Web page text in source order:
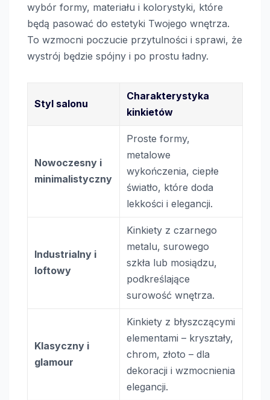
wybór formy, materiału i kolorystyki, które
będą pasować do estetyki Twojego wnętrza.
To wzmocni poczucie przytulności i sprawi, że
wystrój będzie spójny i po prostu ładny.
Styl salonu
Charakterystyka
kinkietów
Nowoczesny i
minimalistyczny
Proste formy,
metalowe
wykończenia, ciepłe
światło, które doda
lekkości i elegancji.
Industrialny i
loftowy
Kinkiety z czarnego
metalu, surowego
szkła lub mosiądzu,
podkreślające
surowość wnętrza.
Klasyczny i
glamour
Kinkiety z błyszczącymi
elementami – kryształy,
chrom, złoto – dla
dekoracji i wzmocnienia
elegancji.